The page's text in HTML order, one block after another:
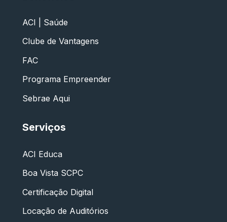
ACI | Saúde
Clube de Vantagens
FAC
Programa Empreender
Sebrae Aqui
Serviços
ACI Educa
Boa Vista SCPC
Certificação Digital
Locação de Auditórios